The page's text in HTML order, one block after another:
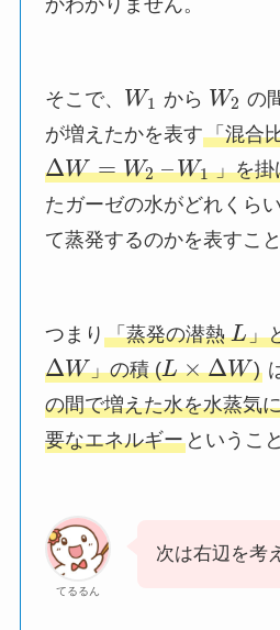
かわかりません。
そこで、 W1 から W2 の
が増えたかを表す「混合
ΔW = W2 –W1」を掛
たガーゼの水がどれくら
て蒸発するのかを表すこ
つまり「蒸発の潜熱L」
ΔW」の積 (L ×ΔW)
の間で増えた水を水蒸気
要なエネルギー というこ
てるるん
次は右辺を考